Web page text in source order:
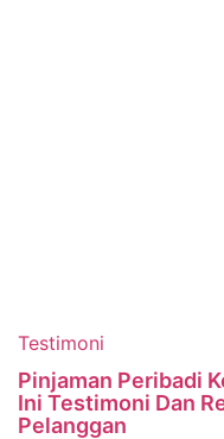
Testimoni
Pinjaman Peribadi
Ini Testimoni Dan
Pelanggan